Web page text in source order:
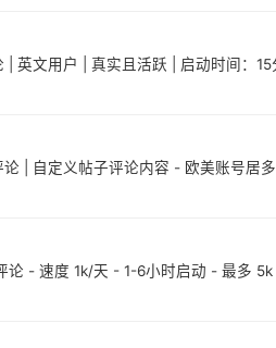
英文用户 | 真实且活跃 | 启动时间：15
| 自定义帖子评论内容 - 欧美账号居
论 - 速度 1k/天 - 1-6小时启动 - 最多 5k